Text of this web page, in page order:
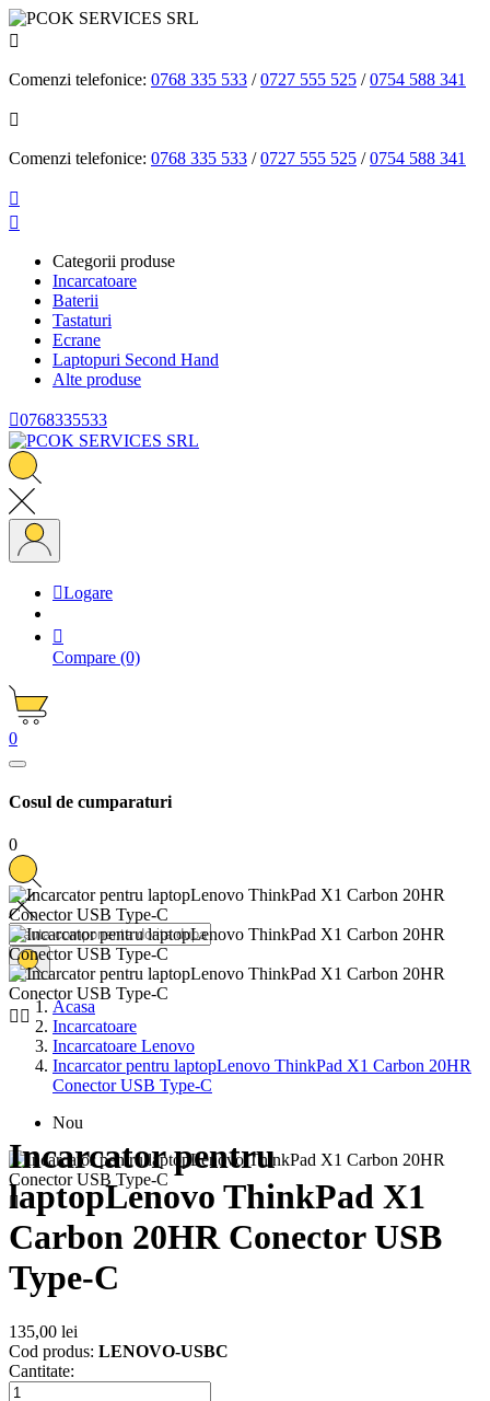

Comenzi telefonice: 0768 335 533 /0727 555 525 /0754 588 341

Comenzi telefonice: 0768 335 533 /0727 555 525 /0754 588 341


Categorii produse
Incarcatoare
Baterii
Tastaturi
Ecrane
Laptopuri Second Hand
Alte produse
0768335533
Logare

Compare (0)
0
Cosul de cumparaturi
0
Acasa
Incarcatoare
Incarcatoare Lenovo
Incarcator pentru laptopLenovo ThinkPad X1 Carbon 20HR
Conector USB Type-C
Nou

 
Incarcator pentru
laptopLenovo ThinkPad X1
Carbon 20HR Conector USB
Type-C
135,00 lei
Cod produs: LENOVO-USBC
Cantitate: